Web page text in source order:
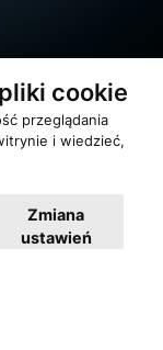
cookie
przeglądania
i wiedzieć,
Zmiana
ustawień